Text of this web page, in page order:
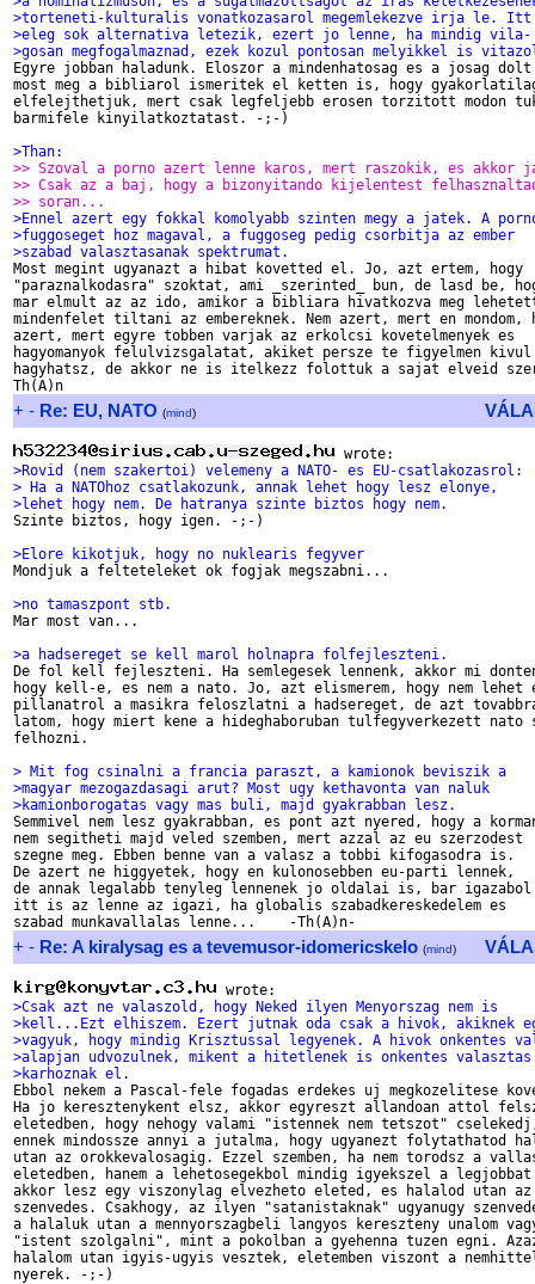
>torteneti-kulturalis vonatkozasarol megemlekezve irja le. Itt
>eleg sok alternativa letezik, ezert jo lenne, ha mindig vila-
>gosan megfogalmaznad, ezek kozul pontosan melyikkel is
Egyre jobban haladunk. Eloszor a mindenhatosag es a josag dolt
most meg a bibliarol ismeritek el ketten is, hogy
elfelejthetjuk, mert csak legfeljebb erosen torzitott modon
barmifele kinyilatkoztatast. -;-)
>Than:
>> Szoval a porno azert lenne karos, mert raszokik, es akkor
>> Csak az a baj, hogy a bizonyitando kijelentest
>> soran...
>Ennel azert egy fokkal komolyabb szinten megy a jatek. A
>fuggoseget hoz magaval, a fuggoseg pedig csorbitja az ember
>szabad valasztasanak spektrumat.
Most megint ugyanazt a hibat kovetted el. Jo, azt ertem, hogy
"paraznalkodasra" szoktat, ami _szerinted_ bun, de lasd be,
mar elmult az az ido, amikor a bibliara hivatkozva meg
mindenfelet tiltani az embereknek. Nem azert, mert en mondom,
azert, mert egyre tobben varjak az erkolcsi kovetelmenyek es
hagyomanyok felulvizsgalatat, akiket persze te figyelmen kivul
hagyhatsz, de akkor ne is itelkezz folottuk a sajat elveid
+ - Re: EU, NATO (mind)
>Rovid (nem szakertoi) velemeny a NATO- es EU-csatlakozasrol:
> Ha a NATOhoz csatlakozunk, annak lehet hogy lesz elonye,
>lehet hogy nem. De hatranya szinte biztos hogy nem.
Szinte biztos, hogy igen. -;-)
>Elore kikotjuk, hogy no nuklearis fegyver
Mondjuk a felteteleket ok fogjak megszabni...
>no tamaszpont stb.
Mar most van...
>a hadsereget se kell marol holnapra folfejleszteni.
De fol kell fejleszteni. Ha semlegesek lennenk, akkor mi
hogy kell-e, es nem a nato. Jo, azt elismerem, hogy nem lehet
pillanatrol a masikra feloszlatni a hadsereget, de azt
latom, hogy miert kene a hideghaboruban tulfegyverkezett
felhozni.
> Mit fog csinalni a francia paraszt, a kamionok beviszik a
>magyar mezogazdasagi arut? Most ugy kethavonta van naluk
>kamionborogatas vagy mas buli, majd gyakrabban lesz.
Semmivel nem lesz gyakrabban, es pont azt nyered, hogy a
nem segitheti majd veled szemben, mert azzal az eu szerzodest
szegne meg. Ebben benne van a valasz a tobbi kifogasodra is.
De azert ne higgyetek, hogy en kulonosebben eu-parti lennek,
de annak legalabb tenyleg lennenek jo oldalai is, bar igazabol
itt is az lenne az igazi, ha globalis szabadkereskedelem es
+ - Re: A kiralysag es a tevemusor-idomericskelo (mind)
>Csak azt ne valaszold, hogy Neked ilyen Menyorszag nem is
>kell...Ezt elhiszem. Ezert jutnak oda csak a hivok, akiknek
>vagyuk, hogy mindig Krisztussal legyenek. A hivok onkentes
>alapjan udvozulnek, mikent a hitetlenek is onkentes
>karhoznak el.
Ebbol nekem a Pascal-fele fogadas erdekes uj megkozelitese
Ha jo keresztenykent elsz, akkor egyreszt allandoan attol
eletedben, hogy nehogy valami "istennek nem tetszot"
ennek mindossze annyi a jutalma, hogy ugyanezt folytathatod
utan az orokkevalosagig. Ezzel szemben, ha nem torodsz a
eletedben, hanem a lehetosegekbol mindig igyekszel a
akkor lesz egy viszonylag elvezheto eleted, es halalod utan az
szenvedes. Csakhogy, az ilyen "satanistaknak" ugyanugy
a halaluk utan a mennyorszagbeli langyos kereszteny unalom
"istent szolgalni", mint a pokolban a gyehenna tuzen egni.
halalom utan igyis-ugyis vesztek, eletemben viszont a
nyerek. -;-)